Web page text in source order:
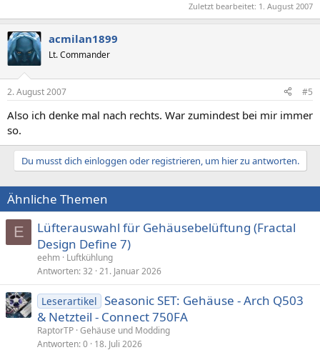
Zuletzt bearbeitet: 1. August 2007
acmilan1899
Lt. Commander
2. August 2007 #5
Also ich denke mal nach rechts. War zumindest bei mir immer
so.
Du musst dich einloggen oder registrieren, um hier zu antworten.
Ähnliche Themen
E
Lüfterauswahl für Gehäusebelüftung (Fractal
Design Define 7)
eehm Luftkühlung
Antworten 32 21. Januar 2026
Leserartikel Seasonic SET: Gehäuse - Arch Q503
& Netzteil - Connect 750FA
RaptorTP Gehäuse und Modding
Antworten 0 18. Juli 2026